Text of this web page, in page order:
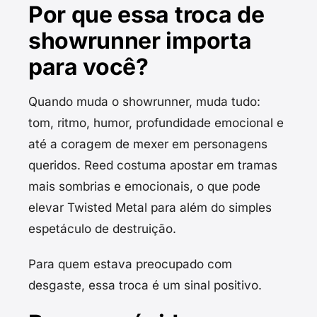
Por que essa troca de
showrunner importa
para você?
Quando muda o showrunner, muda tudo:
tom, ritmo, humor, profundidade emocional e
até a coragem de mexer em personagens
queridos. Reed costuma apostar em tramas
mais sombrias e emocionais, o que pode
elevar Twisted Metal para além do simples
espetáculo de destruição.
Para quem estava preocupado com
desgaste, essa troca é um sinal positivo.